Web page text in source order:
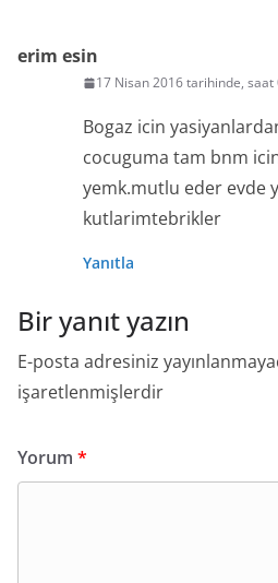
erim esin
17 Nisan 2016 tarihinde, saat
Bogaz icin
cocuguma tam bnm
yemk.mutlu eder evde
kutlarimtebrikler
Yanıtla
Bir yanıt yazın
E-posta adresiniz
işaretlenmişlerdir
Yorum *